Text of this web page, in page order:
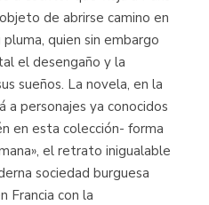
de abrirse camino en
quien sin embargo
el desengaño y la
sueños. La novela, en la
personajes ya conocidos
en esta colección- forma
el retrato inigualable
sociedad burguesa
Francia con la